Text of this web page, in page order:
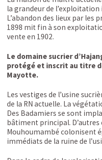
la grandeur de l’exploitation
L’abandon des lieux par les
1898 mit fin à son
vente en 1902.
Le domaine sucrier
protégé et inscrit au titre
Mayotte.
Les vestiges de l’usine
de la RN actuelle. La
Des Badamiers se sont
bâtiment principal. D’autres
Mouhoumambé colonisent
immédiats de la ruine de